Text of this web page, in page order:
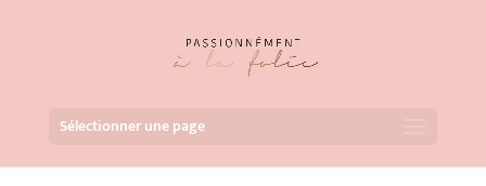
Sélectionner une page